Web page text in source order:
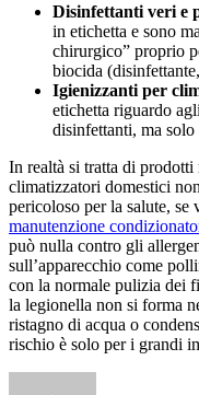
Disinfettanti veri e
in etichetta e sono
chirurgico” proprio
biocida
Igienizzanti per
etichetta riguardo
disinfettanti, ma
In realtà si tratta di
climatizzatori domestici
pericoloso per la salute, se
manutenzione
può nulla contro gli
sull’apparecchio come
con la normale pulizia dei
la legionella non si forma
ristagno di acqua o
rischio è solo per i grandi